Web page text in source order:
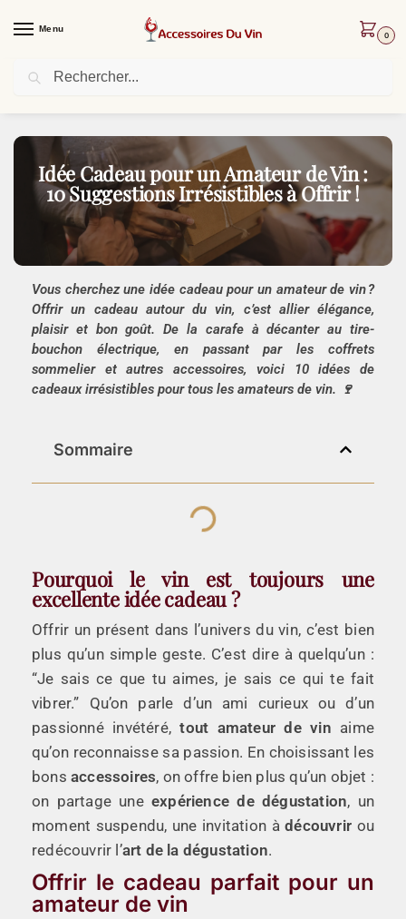
Menu
0
Livraison offerte dès 30 € d’achat !
Idée Cadeau pour un Amateur de Vin :
10 Suggestions Irrésistibles à Offrir !
Vous cherchez une idée cadeau pour un amateur de vin ?
Offrir un cadeau autour du vin, c’est allier élégance,
plaisir et bon goût. De la carafe à décanter au tire-
bouchon électrique, en passant par les coffrets
sommelier et autres accessoires, voici 10 idées de
cadeaux irrésistibles pour tous les amateurs de vin. 🍷
Sommaire
Pourquoi le vin est toujours une
excellente idée cadeau ?
Offrir un présent dans l’univers du vin, c’est bien
plus qu’un simple geste. C’est dire à quelqu’un :
“Je sais ce que tu aimes, je sais ce qui te fait
vibrer.” Qu’on parle d’un ami curieux ou d’un
passionné invétéré,tout amateur de vin aime
qu’on reconnaisse sa passion. En choisissant les
bons accessoires, on offre bien plus qu’un objet :
on partage uneexpérience de dégustation, un
moment suspendu, une invitation àdécouvrir ou
redécouvrir l’art de la dégustation.
Offrir le cadeau parfait pour un
amateur de vin